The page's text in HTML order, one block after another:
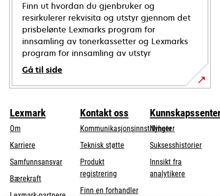
Finn ut hvordan du gjenbruker og
resirkulerer rekvisita og utstyr gjennom det
prisbelønte Lexmarks program for
innsamling av tonerkassetter og Lexmarks
program for innsamling av utstyr
Gå til side
Lexmark
Om
Karriere
Samfunnsansvaropens
Bærekraft
Kontakt oss
Kommunikasjonsinnstillinger
Teknisk støtteopens
tab
Produkt
registrering
Finn en forhandler
Nyheter
Suksesshistorier
Innsikt fra
analytikere